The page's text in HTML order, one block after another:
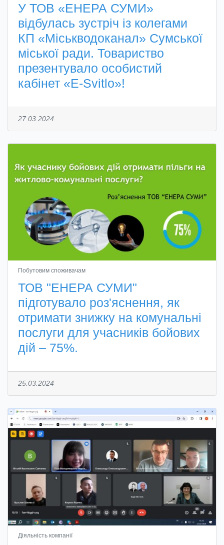
У ТОВ «ЕНЕРА СУМИ»
відбулась зустріч із колегами
КП «Міськводоканал» Сумської
міської ради. Товариство
презентувало особистий
кабінет «E‑Svitlo»!
27.03.2024
Побутовим споживачам
ТОВ "ЕНЕРА СУМИ"
підготувало роз'яснення, як
отримати знижку на комунальні
послуги для учасників бойових
дій – 75%.
25.03.2024
Діяльність компанії